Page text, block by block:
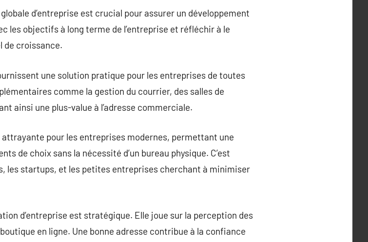
d’entreprise est crucial pour assurer un développement
les objectifs à long terme de l’entreprise et réfléchir à le
de croissance.
une solution pratique pour les entreprises de toutes
comme la gestion du courrier, des salles de
ainsi une plus-value à l’adresse commerciale.
pour les entreprises modernes, permettant une
de choix sans la nécessité d’un bureau physique. C’est
les startups, et les petites entreprises cherchant à minimiser
d’entreprise est stratégique. Elle joue sur la perception des
en ligne. Une bonne adresse contribue à la confiance